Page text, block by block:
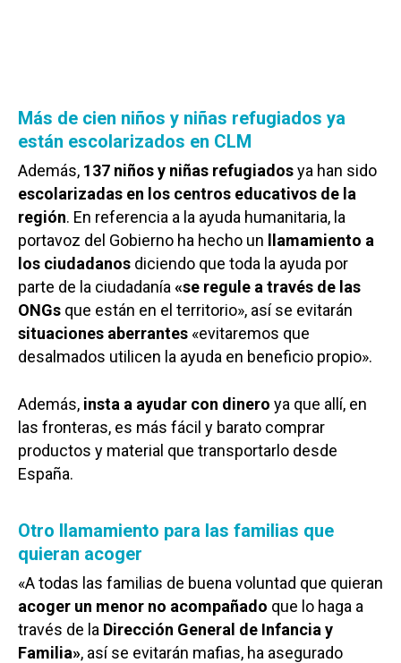
Más de cien niños y niñas refugiados ya
están escolarizados en CLM
Además, 137 niños y niñas refugiadosya han sido
escolarizadas en los centros educativos de la
región. En referencia a la ayuda humanitaria, la
portavoz del Gobierno ha hecho un llamamiento a
los ciudadanos diciendo que toda la ayuda por
parte de la ciudadanía «se regule a través de las
ONGs que están en el territorio», así se evitarán
situaciones aberrantes «evitaremos que
desalmados utilicen la ayuda en beneficio propio».
Además, insta a ayudar con dinero ya que allí, en
las fronteras, es más fácil y barato comprar
productos y material que transportarlo desde
España.
Otro llamamiento para las familias que
quieran acoger
«A todas las familias de buena voluntad que quieran
acoger un menor no acompañado que lo haga a
través de la Dirección General de Infancia y
Familia», así se evitarán mafias, ha asegurado